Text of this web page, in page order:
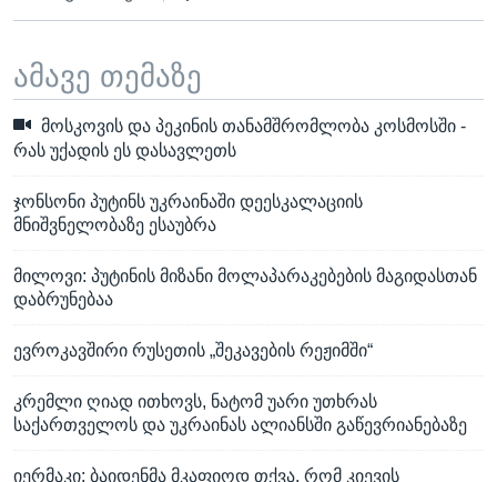
ამავე თემაზე
მოსკოვის და პეკინის თანამშრომლობა კოსმოსში -
რას უქადის ეს დასავლეთს
ჯონსონი პუტინს უკრაინაში დეესკალაციის
მნიშვნელობაზე ესაუბრა
მილოვი: პუტინის მიზანი მოლაპარაკებების მაგიდასთან
დაბრუნებაა
ევროკავშირი რუსეთის „შეკავების რეჟიმში“
კრემლი ღიად ითხოვს, ნატომ უარი უთხრას
საქართველოს და უკრაინას ალიანსში გაწევრიანებაზე
იერმაკი: ბაიდენმა მკაფიოდ თქვა, რომ კიევის